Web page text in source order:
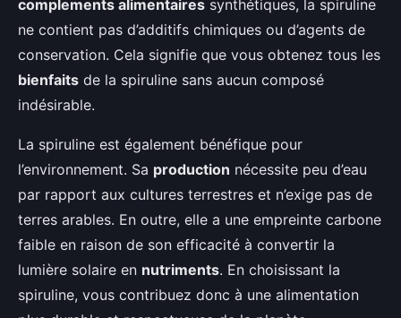
complements alimentaires synthétiques, la spiruline
ne contient pas d’additifs chimiques ou d’agents de
conservation. Cela signifie que vous obtenez tous les
bienfaits de la spiruline sans aucun composé
indésirable.
La spiruline est également bénéfique pour
l’environnement. Sa production nécessite peu d’eau
par rapport aux cultures terrestres et n’exige pas de
terres arables. En outre, elle a une empreinte carbone
faible en raison de son efficacité à convertir la
lumière solaire en nutriments. En choisissant la
spiruline, vous contribuez donc à une alimentation